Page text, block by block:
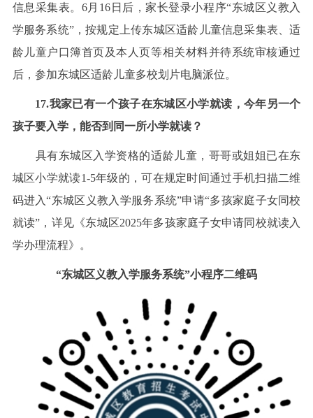
信息采集表。6月16日后，家长登录小程序“东城区义教入
学服务系统”，按规定上传东城区适龄儿童信息采集表、适
龄儿童户口簿首页及本人页等相关材料并待系统审核通过
后，参加东城区适龄儿童多校划片电脑派位。
17.我家已有一个孩子在东城区小学就读，今年另一个
孩子要入学，能否到同一所小学就读？
具有东城区入学资格的适龄儿童，哥哥或姐姐已在东
城区小学就读1-5年级的，可在规定时间通过手机扫描二维
码进入“东城区义教入学服务系统”申请“多孩家庭子女同校
就读”，详见《东城区2025年多孩家庭子女申请同校就读入
学办理流程》。
“东城区义教入学服务系统”小程序二维码